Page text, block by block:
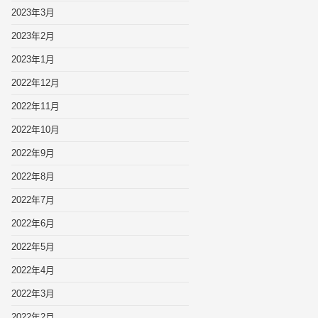
2023年3月
2023年2月
2023年1月
2022年12月
2022年11月
2022年10月
2022年9月
2022年8月
2022年7月
2022年6月
2022年5月
2022年4月
2022年3月